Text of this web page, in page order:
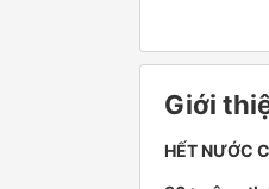
Giới
HẾT NƯỚC